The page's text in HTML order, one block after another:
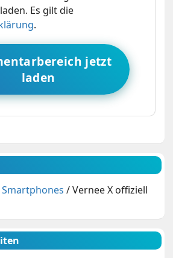
Es gilt die
.
jetzt
laden
Smartphones /Vernee X offiziell